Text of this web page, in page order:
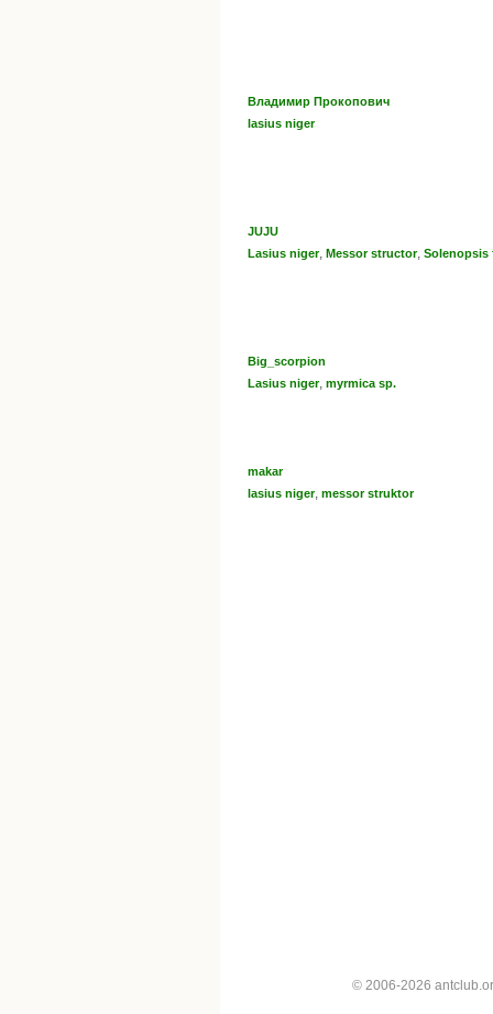
Владимир Прокопович
lasius niger
JUJU
Lasius niger, Messor structor, Solenopsis
Big_scorpion
Lasius niger, myrmica sp.
makar
lasius niger, messor struktor
© 2006-2026